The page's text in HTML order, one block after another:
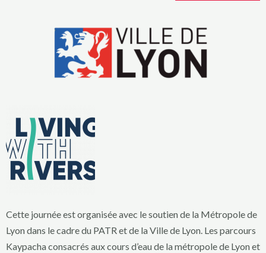
Cette journée est organisée avec le soutien de la Métropole de
Lyon dans le cadre du PATR et de la Ville de Lyon. Les parcours
Kaypacha consacrés aux cours d’eau de la métropole de Lyon et